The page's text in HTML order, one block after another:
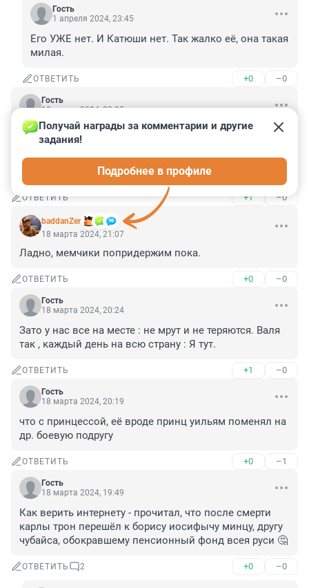
Гость
1 апреля 2024, 23:45
Его УЖЕ нет. И Катюши нет. Так жалко её, она такая
милая.
ОТВЕТИТЬ +0 –0
Гость
18 марта 2024, 23:35
Так и живут фейками и тому радуются. Величие--
фейковое, победы--фейковые, достижения--
фейковые, враги и те надуманные, фейковые,
ОТВЕТИТЬ +1 –0
baddanZer
Получай награды за комментарии и другие
задания!
Подробнее в профиле
18 марта 2024, 21:07
Ладно, мемчики попридержим пока.
ОТВЕТИТЬ +0 –0
Гость
18 марта 2024, 20:24
Зато у нас все на месте : не мрут и не теряются. Валя
так , каждый день на всю страну : Я тут.
ОТВЕТИТЬ +1 –0
Гость
18 марта 2024, 20:19
что с принцессой, её вроде принц уильям поменял на
др. боевую подругу
ОТВЕТИТЬ +0 –1
Гость
18 марта 2024, 19:49
Как верить интернету - прочитал, что после смерти
карлы трон перешёл к борису иосифычу минцу, другу
чубайса, обокравшему пенсионный фонд всея руси 🤔
ОТВЕТИТЬ 2 +0 –0